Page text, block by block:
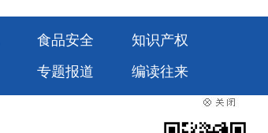
食品安全
知识产权
专题报道 编读往来